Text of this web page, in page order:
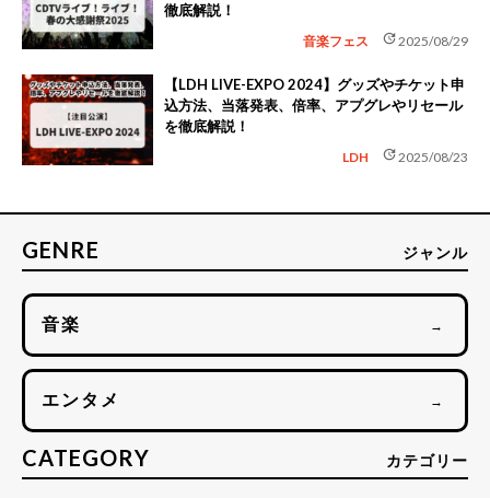
徹底解説！
音楽フェス update2025/08/29
【LDH LIVE-EXPO 2024】グッズやチケット申
込方法、当落発表、倍率、アプグレやリセール
を徹底解説！
LDH update2025/08/23
GENRE ジャンル
音楽 →
エンタメ →
CATEGORY カテゴリー